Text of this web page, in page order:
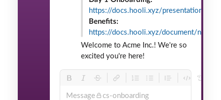
https://docs.hooli.xyz/presentation/
Benefits:
https://docs.hooli.xyz/document/notes
Welcome to Acme Inc.! We're so
excited you're here!
Message cs-onboarding